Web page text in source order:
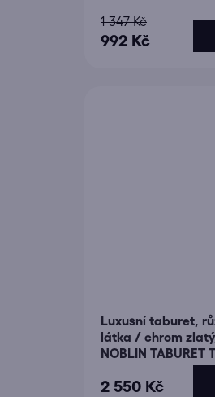
992 Kč
1 347 Kč
Luxusní taburet,
látka / chrom
NOBLIN TABURET
2 550 Kč